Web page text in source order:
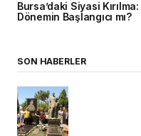
Bursa’daki Siyasi
Dönemin Başlangıcı mı?
SON HABERLER